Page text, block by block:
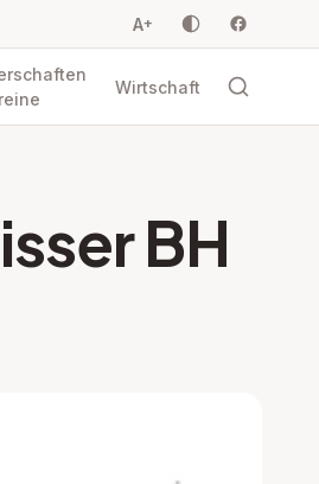
A+
Wirtschaft
BH